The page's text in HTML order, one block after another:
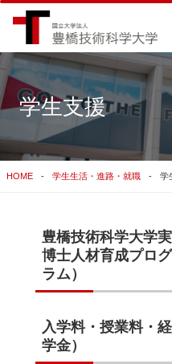
検索結
学生支援
HOME 学生生活・進路・就職 学
豊橋技術科学大学
博士人材育成プロ
ラム）
入学料・授業料・
学金）